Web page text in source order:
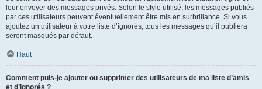
leur envoyer des messages privés. Selon le style utilisé, les messages publiés
par ces utilisateurs peuvent éventuellement être mis en surbrillance. Si vous
ajoutez un utilisateur à votre liste d’ignorés, tous les messages qu’il publiera
seront masqués par défaut.
Haut
Comment puis-je ajouter ou supprimer des utilisateurs de ma liste d’amis